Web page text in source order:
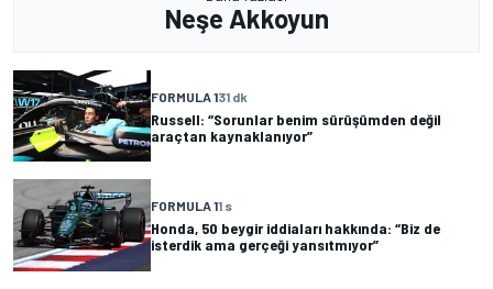
Neşe Akkoyun
FORMULA 131 dk
Russell: “Sorunlar benim sürüşümden değil
araçtan kaynaklanıyor”
FORMULA 11 s
Honda, 50 beygir iddiaları hakkında: “Biz de
isterdik ama gerçeği yansıtmıyor”